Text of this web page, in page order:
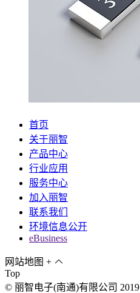
首页
关于丽智
产品中心
行业应用
服务中心
加入丽智
联系我们
环境信息公开
eBusiness
网站地图 +
Top
© 丽智电子(南通)有限公司 2019